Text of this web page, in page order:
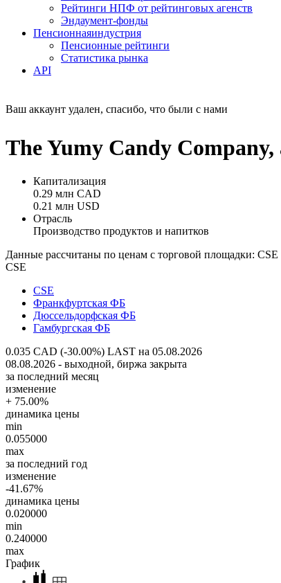
Рейтинги НПФ от рейтинговых агенств
Эндаумент-фонды
Пенсионнаяиндустрия
Пенсионные рейтинги
Статистика рынка
API
Ваш аккаунт удален, спасибо, что были с нами
The Yumy Candy
Капитализация
0.29 млн CAD
0.21 млн USD
Отрасль
Производство продуктов и напитков
Данные рассчитаны по ценам с торговой площадки: CSE
CSE
CSE
Франкфуртская ФБ
Дюссельдорфская ФБ
Гамбургская ФБ
0.035 CAD (-30.00%) LAST на 05.08.2026
08.08.2026 - выходной, биржа закрыта
за последний месяц
изменение
+ 75.00%
динамика цены
min
0.055000
max
за последний год
изменение
-41.67%
динамика цены
0.020000
min
0.240000
max
График